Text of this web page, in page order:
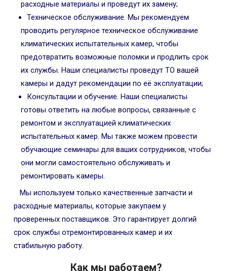
расходные материалы и проведут их замену;
Техническое обслуживание. Мы рекомендуем
проводить регулярное техническое обслуживание
климатических испытательных камер, чтобы
предотвратить возможные поломки и продлить срок
их службы. Наши специалисты проведут ТО вашей
камеры и дадут рекомендации по её эксплуатации;
Консультации и обучение. Наши специалисты
готовы ответить на любые вопросы, связанные с
ремонтом и эксплуатацией климатических
испытательных камер. Мы также можем провести
обучающие семинары для ваших сотрудников, чтобы
они могли самостоятельно обслуживать и
ремонтировать камеры.
Мы используем только качественные запчасти и
расходные материалы, которые закупаем у
проверенных поставщиков. Это гарантирует долгий
срок службы отремонтированных камер и их
стабильную работу.
Как мы работаем?